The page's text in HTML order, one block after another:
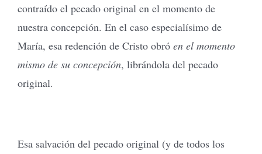
contraído el pecado original en el momento de
nuestra concepción. En el caso especialísimo de
María, esa redención de Cristo obró en el momento
mismo de su concepción, librándola del pecado
original.
Esa salvación del pecado original (y de todos los